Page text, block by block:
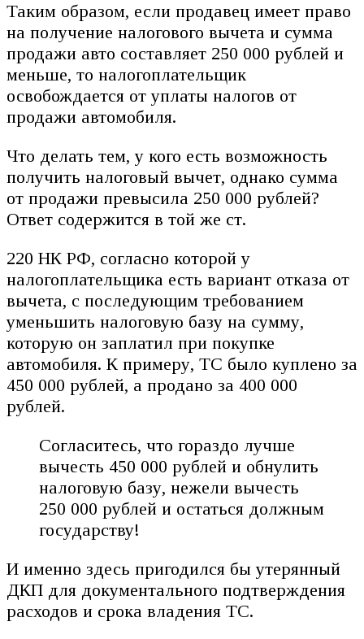
Таким образом, если продавец имеет право
на получение налогового вычета и сумма
продажи авто составляет 250 000 рублей и
меньше, то налогоплательщик
освобождается от уплаты налогов от
продажи автомобиля.
Что делать тем, у кого есть возможность
получить налоговый вычет, однако сумма
от продажи превысила 250 000 рублей?
Ответ содержится в той же ст.
220 НК РФ, согласно которой у
налогоплательщика есть вариант отказа от
вычета, с последующим требованием
уменьшить налоговую базу на сумму,
которую он заплатил при покупке
автомобиля. К примеру, ТС было куплено за
450 000 рублей, а продано за 400 000
рублей.
Согласитесь, что гораздо лучше
вычесть 450 000 рублей и обнулить
налоговую базу, нежели вычесть
250 000 рублей и остаться должным
государству!
И именно здесь пригодился бы утерянный
ДКП для документального подтверждения
расходов и срока владения ТС.